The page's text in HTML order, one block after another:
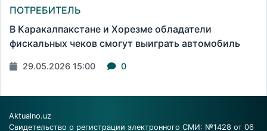
ПОТРЕБИТЕЛЬ
В Каракалпакстане и Хорезме обладатели
фискальных чеков смогут выиграть автомобиль
29.05.2026 15:00 0
Aktualno.uz
Свидетельство о регистрации электронного СМИ: №1428 от 06